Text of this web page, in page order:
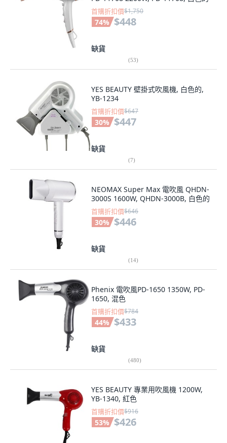
首購折扣價$1,750
74% $448
缺貨
(53)
YES BEAUTY 壁掛式吹風機, 白色的,
YB-1234
首購折扣價$647
30% $447
缺貨
(7)
NEOMAX Super Max 電吹風 QHDN-
3000S 1600W, QHDN-3000B, 白色的
首購折扣價$646
30% $446
缺貨
(14)
Phenix 電吹風PD-1650 1350W, PD-
1650, 混色
首購折扣價$784
44% $433
缺貨
(480)
YES BEAUTY 專業用吹風機 1200W,
YB-1340, 紅色
首購折扣價$916
53% $426